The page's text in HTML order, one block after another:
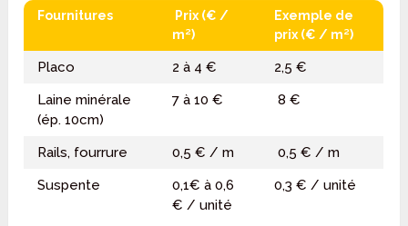
Fournitures
Prix (€ /
m²)
Exemple de
prix (€ / m²)
Placo 2 à 4 €
2,5 €
Laine minérale
(ép. 10cm)
7 à 10 € 8 €
Rails, fourrure 0,5 € / m
0,5 € / m
Suspente
0,1€ à 0,6
€ / unité
0,3 € / unité